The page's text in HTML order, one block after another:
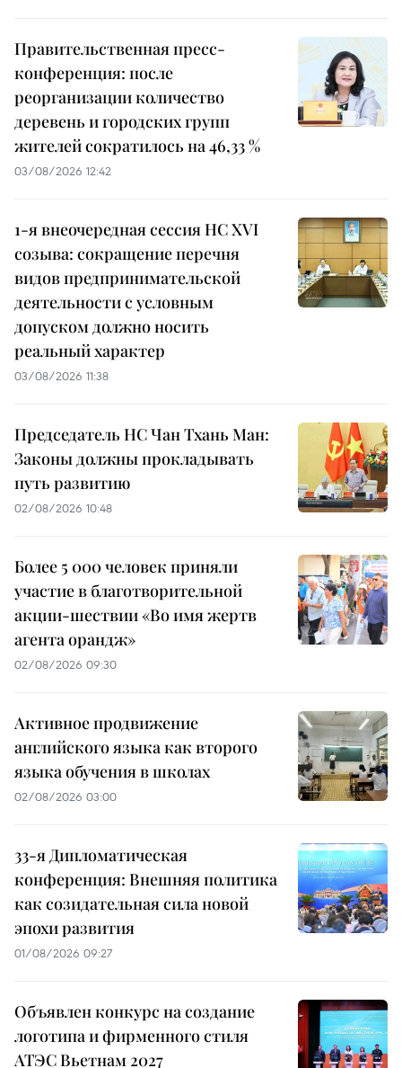
Правительственная пресс-
конференция: после
реорганизации количество
деревень и городских групп
жителей сократилось на 46,33 %
03/08/2026 12:42
1-я внеочередная сессия НС XVI
созыва: сокращение перечня
видов предпринимательской
деятельности с условным
допуском должно носить
реальный характер
03/08/2026 11:38
Председатель НС Чан Тхань Ман:
Законы должны прокладывать
путь развитию
02/08/2026 10:48
Более 5 000 человек приняли
участие в благотворительной
акции-шествии «Во имя жертв
агента орандж»
02/08/2026 09:30
Активное продвижение
английского языка как второго
языка обучения в школах
02/08/2026 03:00
33-я Дипломатическая
конференция: Внешняя политика
как созидательная сила новой
эпохи развития
01/08/2026 09:27
Объявлен конкурс на создание
логотипа и фирменного стиля
АТЭС Вьетнам 2027